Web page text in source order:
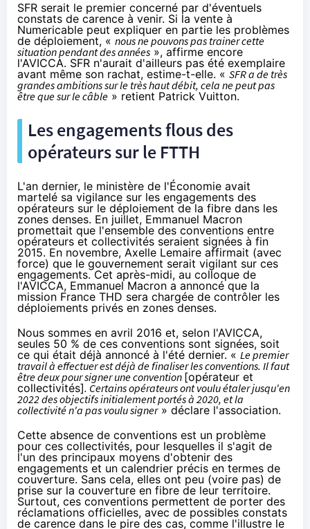
SFR serait le premier concerné par d'éventuels
constats de carence à venir. Si la vente à
Numericable peut expliquer en partie les problèmes
de déploiement, « nous ne pouvons pas trainer cette
situation pendant des années », affirme encore
l'AVICCA. SFR n'aurait d'ailleurs pas été exemplaire
avant même son rachat, estime-t-elle. « SFRa de très
grandes ambitions sur le très haut débit, cela ne peut pas
être que sur le câble » retient Patrick Vuitton.
Les engagements flous des
opérateurs sur le FTTH
L'an dernier, le ministère de l'Économie avait
martelé sa vigilance sur les engagements des
opérateurs sur le déploiement dela fibre dans les
zones denses. En juillet, Emmanuel Macron
promettait que l'ensemble des conventions entre
opérateurs et collectivités seraient signées à fin
2015. En novembre, Axelle Lemaire affirmait (avec
force) que le gouvernement serait vigilant sur ces
engagements. Cet après-midi, au colloque de
l'AVICCA, Emmanuel Macron a annoncé que la
mission France THD sera chargée de contrôler les
déploiements privés en zones denses.
Nous sommes en avril 2016 et, selon l'AVICCA,
seules 50 % de ces conventions sont signées, soit
ce qui était déjà annoncé à l'été dernier. « Le premier
travail à effectuer est déjà de finaliser les conventions. Il faut
être deux pour signer une convention [opérateur et
collectivités]. Certains opérateurs ont voulu étaler jusqu'en
2022 des objectifs initialement portés à 2020, et la
collectivité n'a pas voulu signer» déclare l'association.
Cette absence de conventions est un problème
pour ces collectivités, pour lesquelles il s'agit de
l'un des principaux moyens d'obtenir des
engagements et un calendrier précis en termes de
couverture. Sans cela, elles ont peu (voire pas) de
prise sur la couverture en fibre de leur territoire.
Surtout, ces conventions permettent de porter des
réclamations officielles, avec de possibles constats
de carence dans le pire des cas, comme l'illustre le